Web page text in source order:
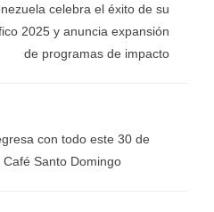
celebra el éxito de su
2025 y anuncia expansión
de programas de impacto
con todo este 30 de
Santo Domingo